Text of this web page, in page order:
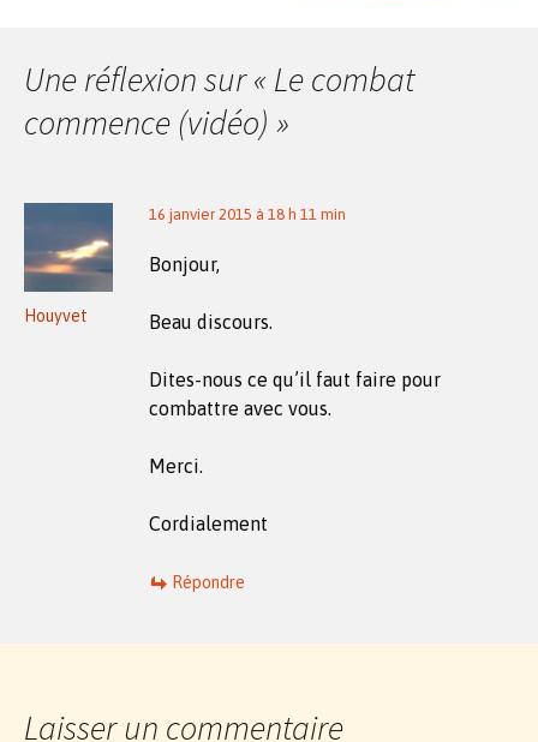
articles
Une réflexion sur « Le combat
commence (vidéo) »
Houyvet
16 janvier 2015 à 18 h 11 min
Bonjour,
Beau discours.
Dites-nous ce qu’il faut faire pour
combattre avec vous.
Merci.
Cordialement
Répondre
Laisser un commentaire